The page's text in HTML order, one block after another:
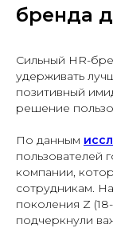
бренда
Сильный HR-
удерживать
позитивный
решение
По данным
пользователей
компании,
сотрудникам.
поколения Z
подчеркнули